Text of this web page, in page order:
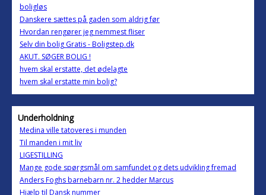
boligløs
Danskere sættes på gaden som aldrig før
Hvordan rengører jeg nemmest fliser
Selv din bolig Gratis - Boligstep.dk
AKUT. SØGER BOLIG !
hvem skal erstatte, det ødelagte
hvem skal erstatte min bolig?
Underholdning
Medina ville tatoveres i munden
Til manden i mit liv
LIGESTILLING
Mange gode spørgsmål om samfundet og dets udvikling fremad
Anders Foghs barnebarn nr. 2 hedder Marcus
Hjælp til Dansk nummer